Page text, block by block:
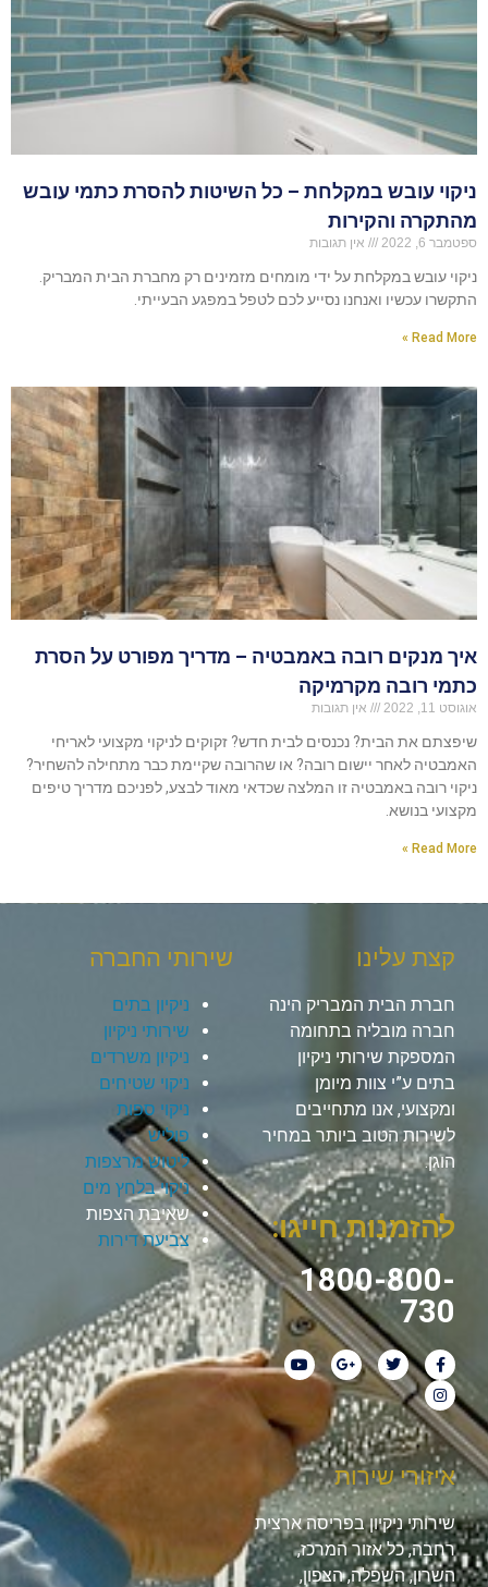
ניקוי עובש במקלחת – כל השיטות להסרת כתמי עובש
מהתקרה והקירות
ספטמבר 6, 2022 אין תגובות
ניקוי עובש במקלחת על ידי מומחים מזמינים רק מחברת הבית המבריק.
התקשרו עכשיו ואנחנו נסייע לכם לטפל במפגע הבעייתי.
Read More »
איך מנקים רובה באמבטיה – מדריך מפורט על הסרת
כתמי רובה מקרמיקה
אוגוסט 11, 2022 אין תגובות
שיפצתם את הבית? נכנסים לבית חדש? זקוקים לניקוי מקצועי לאריחי
האמבטיה לאחר יישום רובה? או שהרובה שקיימת כבר מתחילה להשחיר?
ניקוי רובה באמבטיה זו המלצה שכדאי מאוד לבצע, לפניכם מדריך טיפים
מקצועי בנושא.
Read More »
קצת עלינו
חברת הבית המבריק הינה
חברה מובליה בתחומה
המספקת שירותי ניקיון
בתים ע”י צוות מיומן
ומקצועי, אנו מתחייבים
לשירות הטוב ביותר במחיר
הוגן.
להזמנות חייגו:
1800-800-
730
שירותי החברה
ניקיון בתים
שירותי ניקיון
ניקיון משרדים
ניקוי שטיחים
ניקוי ספות
פוליש
ליטוש מרצפות
ניקוי בלחץ מים
שאיבת הצפות
צביעת דירות
איזורי שירות
שירותי ניקיון בפריסה ארצית
רחבה, כל אזור המרכז,
השרון, השפלה, הצפון,